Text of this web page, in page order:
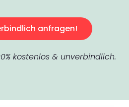
anfragen!
kostenlos & unverbindlich.